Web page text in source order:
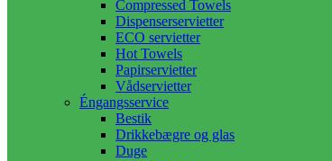
Compressed Towels
Dispenserservietter
ECO servietter
Hot Towels
Papirservietter
Vådservietter
Éngangsservice
Bestik
Drikkebægre og glas
Duge